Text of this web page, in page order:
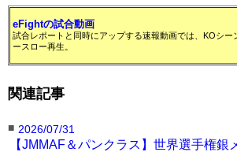
eFightの試合動画
試合レポートと同時にアップする速報動画では、KOシー
ースロー再生。
関連記事
■ 2026/07/31
【JMMAF＆パンクラス】世界選手権銀